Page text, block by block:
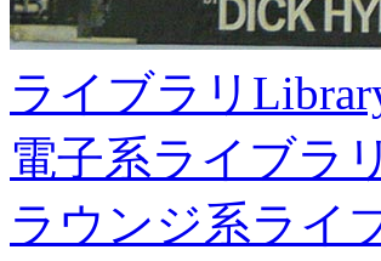
ライブラリ
電子系ライブラリ
ラウンジ系ライ